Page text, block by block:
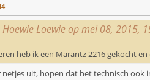
Hoewie Loewie op mei 08, 2015,
heb ik een Marantz 2216 gekocht
netjes uit, hopen dat het technisch ook